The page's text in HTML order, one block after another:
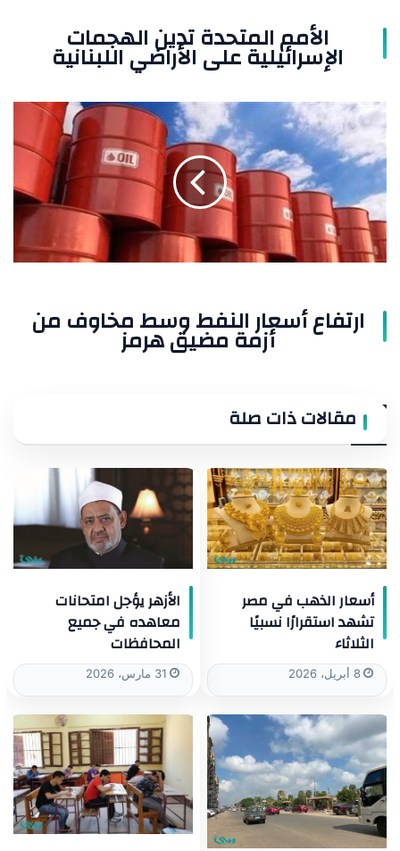
الأمم المتحدة تدين الهجمات
الإسرائيلية على الأراضي اللبنانية
ارتفاع
أسعار
النفط
وسط
أزمة
مضيق
هرمز
ارتفاع أسعار النفط وسط مخاوف من
أزمة مضيق هرمز
مقالات ذات صلة
أسعار الذهب في مصر
تشهد استقرارًا نسبيًا
الثلاثاء
8 أبريل، 2026
الأزهر يؤجل امتحانات
معاهده في جميع
المحافظات
31 مارس، 2026